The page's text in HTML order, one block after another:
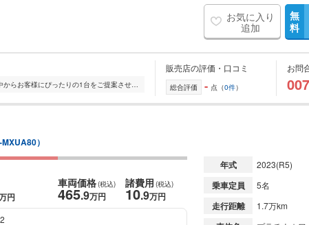
お気に入り
追加
無
料
全国的に店舗を展開しており、 豊富な在庫の中からお客様にぴったりの1台をご提案させていただきます。 国産車から輸入車まで幅広く取り扱っており、 登録済未使用車や...
販売店の評価・口コミ
総合評価 - 点（0件）
お問
MXUA80）
円
車両価格(税込)
465.9万円
諸費用 (税込)
10.9万円
年式 2023(R5)
乗車定員 5名
走行距離 1.7万km